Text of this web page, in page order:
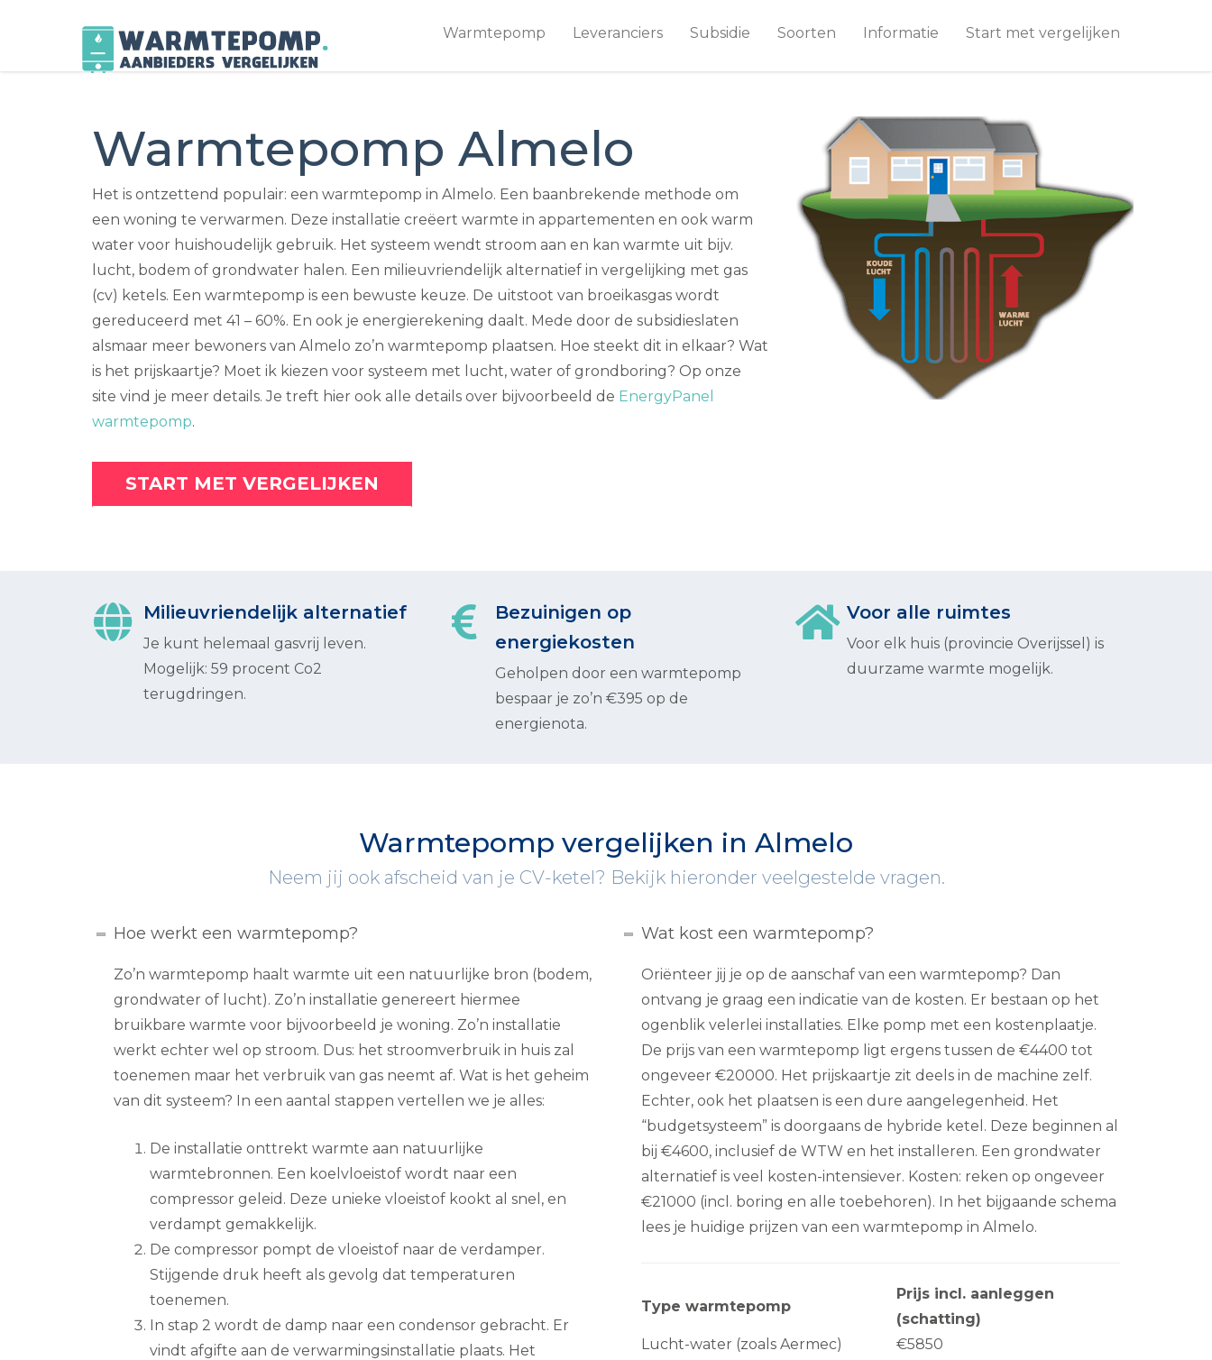
Warmtepomp Leveranciers Subsidie Soorten Informatie Start met vergelijken
Warmtepomp Almelo
Het is ontzettend populair: een warmtepomp in Almelo. Een baanbrekende methode om
een woning te verwarmen. Deze installatie creëert warmte in appartementen en ook warm
water voor huishoudelijk gebruik. Het systeem wendt stroom aan en kan warmte uit bijv.
lucht, bodem of grondwater halen. Een milieuvriendelijk alternatief in vergelijking met gas
(cv) ketels. Een warmtepomp is een bewuste keuze. De uitstoot van broeikasgas wordt
gereduceerd met 41 – 60%. En ook je energierekening daalt. Mede door de subsidieslaten
alsmaar meer bewoners van Almelo zo’n warmtepomp plaatsen. Hoe steekt dit in elkaar? Wat
is het prijskaartje? Moet ik kiezen voor systeem met lucht, water of grondboring? Op onze
site vind je meer details. Je treft hier ook alle details over bijvoorbeeld de EnergyPanel
warmtepomp.
START MET VERGELIJKEN
Milieuvriendelijk alternatief
Je kunt helemaal gasvrij leven.
Mogelijk: 59 procent Co2
terugdringen.
Bezuinigen op
energiekosten
Geholpen door een warmtepomp
bespaar je zo’n €395 op de
energienota.
Voor alle ruimtes
Voor elk huis (provincie Overijssel) is
duurzame warmte mogelijk.
Warmtepomp vergelijken in Almelo
Neem jij ook afscheid van je CV-ketel? Bekijk hieronder veelgestelde vragen.
Hoe werkt een warmtepomp?
Zo’n warmtepomp haalt warmte uit een natuurlijke bron (bodem,
grondwater of lucht). Zo’n installatie genereert hiermee
bruikbare warmte voor bijvoorbeeld je woning. Zo’n installatie
werkt echter wel op stroom. Dus: het stroomverbruik in huis zal
toenemen maar het verbruik van gas neemt af. Wat is het geheim
van dit systeem? In een aantal stappen vertellen we je alles:
De installatie onttrekt warmte aan natuurlijke
warmtebronnen. Een koelvloeistof wordt naar een
compressor geleid. Deze unieke vloeistof kookt al snel, en
verdampt gemakkelijk.
De compressor pompt de vloeistof naar de verdamper.
Stijgende druk heeft als gevolg dat temperaturen
toenemen.
In stap 2 wordt de damp naar een condensor gebracht. Er
vindt afgifte aan de verwarmingsinstallatie plaats. Het
Wat kost een warmtepomp?
Oriënteer jij je op de aanschaf van een warmtepomp? Dan
ontvang je graag een indicatie van de kosten. Er bestaan op het
ogenblik velerlei installaties. Elke pomp met een kostenplaatje.
De prijs van een warmtepomp ligt ergens tussen de €4400 tot
ongeveer €20000. Het prijskaartje zit deels in de machine zelf.
Echter, ook het plaatsen is een dure aangelegenheid. Het
“budgetsysteem” is doorgaans de hybride ketel. Deze beginnen al
bij €4600, inclusief de WTW en het installeren. Een grondwater
alternatief is veel kosten-intensiever. Kosten: reken op ongeveer
€21000 (incl. boring en alle toebehoren). In het bijgaande schema
lees je huidige prijzen van een warmtepomp in Almelo.
Type warmtepomp
Prijs incl. aanleggen
(schatting)
Lucht-water (zoals Aermec)
€5850